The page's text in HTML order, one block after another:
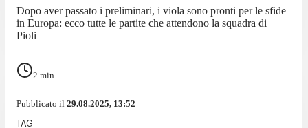
Dopo aver passato i preliminari, i viola sono pronti per le sfide
in Europa: ecco tutte le partite che attendono la squadra di
Pioli
2 min
Pubblicato il 29.08.2025, 13:52